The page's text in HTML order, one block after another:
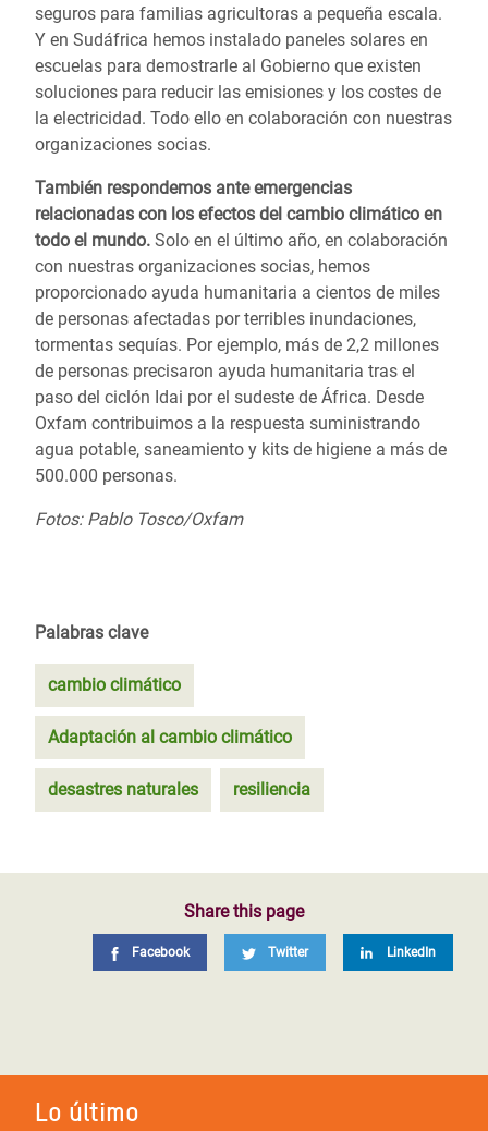
seguros para familias agricultoras a pequeña escala.
Y en Sudáfrica hemos instalado paneles solares en
escuelas para demostrarle al Gobierno que existen
soluciones para reducir las emisiones y los costes de
la electricidad. Todo ello en colaboración con nuestras
organizaciones socias.
También respondemos ante emergencias
relacionadas con los efectos del cambio climático en
todo el mundo. Solo en el último año, en colaboración
con nuestras organizaciones socias, hemos
proporcionado ayuda humanitaria a cientos de miles
de personas afectadas por terribles inundaciones,
tormentas sequías. Por ejemplo, más de 2,2 millones
de personas precisaron ayuda humanitaria tras el
paso del ciclón Idai por el sudeste de África. Desde
Oxfam contribuimos a la respuesta suministrando
agua potable, saneamiento y kits de higiene a más de
500.000 personas.
Fotos: Pablo Tosco/Oxfam
Palabras clave
cambio climático
Adaptación al cambio climático
desastres naturales resiliencia
Share this page
Facebook Twitter LinkedIn
Lo último